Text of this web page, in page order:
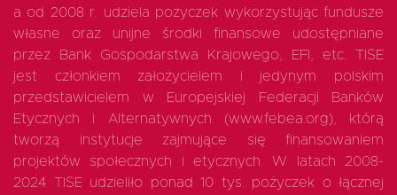
a od 2008 r. udziela pożyczek wykorzystując fundusze
własne oraz unijne środki finansowe udostępniane
przez Bank Gospodarstwa Krajowego, EFI, etc. TISE
jest członkiem założycielem i jedynym polskim
przedstawicielem w Europejskiej Federacji Banków
Etycznych i Alternatywnych (www.febea.org), którą
tworzą instytucje zajmujące się finansowaniem
projektów społecznych i etycznych. W latach 2008-
2024 TISE udzieliło ponad 10 tys. pożyczek o łącznej